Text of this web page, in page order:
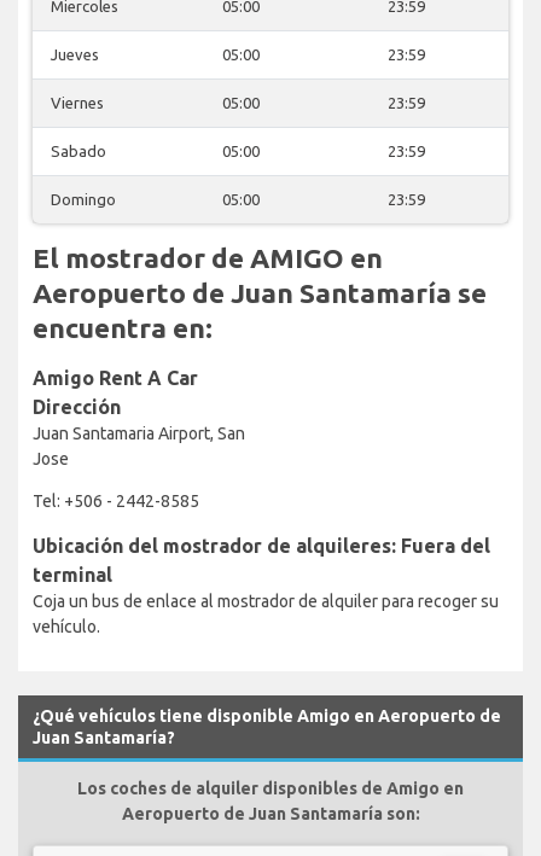
Miercoles 05:00 23:59
Jueves 05:00 23:59
Viernes 05:00 23:59
Sabado 05:00 23:59
Domingo 05:00 23:59
El mostrador de AMIGO en
Aeropuerto de Juan Santamaría se
encuentra en:
Amigo Rent A Car
Dirección
Juan Santamaria Airport, San
Jose
Tel: +506 - 2442-8585
Ubicación del mostrador de alquileres: Fuera del
terminal
Coja un bus de enlace al mostrador de alquiler para recoger su
vehículo.
¿Qué vehículos tiene disponible Amigo en Aeropuerto de
Juan Santamaría?
Los coches de alquiler disponibles de Amigo en
Aeropuerto de Juan Santamaría son: